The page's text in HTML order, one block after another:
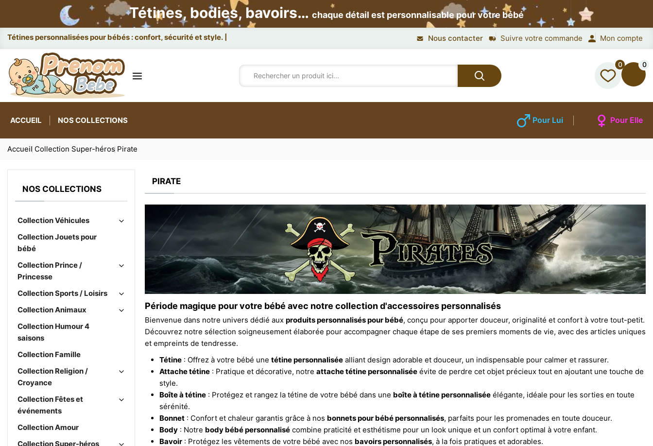
Tétines, bodies, bavoirs… chaque détail est personnalisable pour votre bébé
Tétines personnalisées pour bébés : confort, sécurité et style. Nous contacter Suivre votre commande Mon compte
0 0
ACCUEIL NOS COLLECTIONS Pour Lui Pour Elle
Accueil Collection Super-héros Pirate
NOS COLLECTIONS
Collection Véhicules
Collection Jouets pour
bébé
Collection Prince /
Princesse
Collection Sports / Loisirs
Collection Animaux
Collection Humour 4
saisons
Collection Famille
Collection Religion /
Croyance
Collection Fêtes et
événements
Collection Amour
Collection Super-héros
PIRATE
Période magique pour votre bébé avec notre collection d'accessoires personnalisés
Bienvenue dans notre univers dédié aux produits personnalisés pour bébé, conçu pour apporter douceur, originalité et confort à votre tout-petit.
Découvrez notre sélection soigneusement élaborée pour accompagner chaque étape de ses premiers moments de vie, avec des articles uniques
et empreints de tendresse.
Tétine: Offrez à votre bébé une tétine personnaliséealliant design adorable et douceur, un indispensable pour calmer et rassurer.
Attache tétine: Pratique et décorative, notre attache tétine personnaliséeévite de perdre cet objet précieux tout en ajoutant une touche de
style.
Boîte à tétine: Protégez et rangez la tétine de votre bébé dans une boîte à tétine personnaliséeélégante, idéale pour les sorties en toute
sérénité.
Bonnet: Confort et chaleur garantis grâce à nos bonnets pour bébé personnalisés, parfaits pour les promenades en toute douceur.
Body: Notre body bébé personnalisécombine praticité et esthétisme pour un look unique et un confort optimal à votre enfant.
Bavoir: Protégez les vêtements de votre bébé avec nos bavoirs personnalisés, à la fois pratiques et adorables.